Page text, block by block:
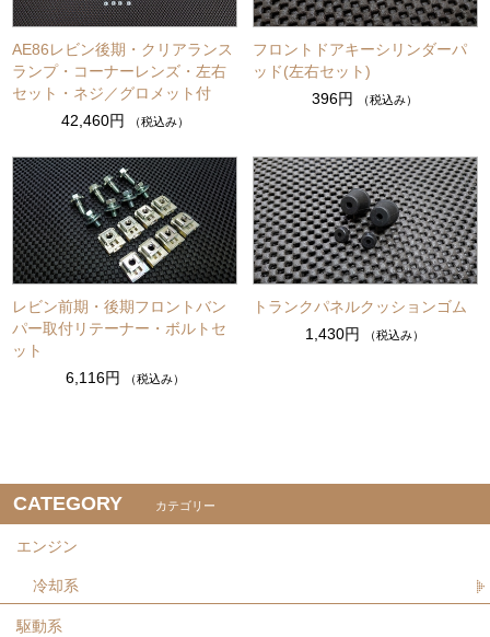
AE86レビン後期・クリアランス
ランプ・コーナーレンズ・左右
セット・ネジ／グロメット付
42,460円
（税込み）
フロントドアキーシリンダーパ
ッド(左右セット)
396円
（税込み）
レビン前期・後期フロントバン
パー取付リテーナー・ボルトセ
ット
6,116円
（税込み）
トランクパネルクッションゴム
1,430円
（税込み）
CATEGORY カテゴリー
エンジン
冷却系
駆動系